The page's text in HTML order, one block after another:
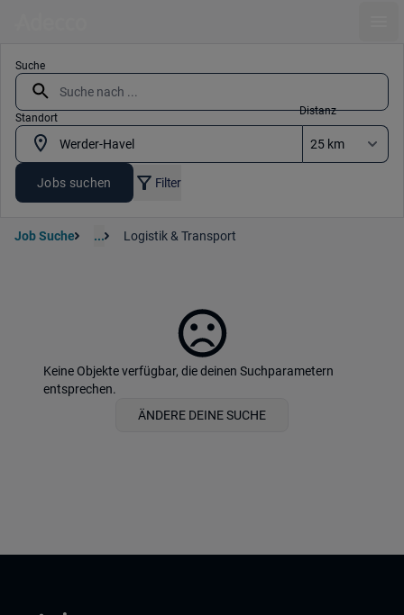
Suche
Standort
Distanz
Jobs suchen Filter
Job Suche ... Logistik & Transport
Keine Objekte verfügbar, die deinen Suchparametern
entsprechen.
ÄNDERE DEINE SUCHE